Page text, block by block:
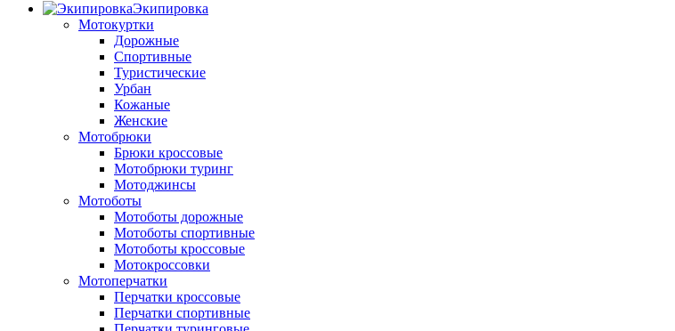
Экипировка
Мотокуртки
Дорожные
Спортивные
Туристические
Урбан
Кожаные
Женские
Мотобрюки
Брюки кроссовые
Мотобрюки туринг
Мотоджинсы
Мотоботы
Мотоботы дорожные
Мотоботы спортивные
Мотоботы кроссовые
Мотокроссовки
Мотоперчатки
Перчатки кроссовые
Перчатки спортивные